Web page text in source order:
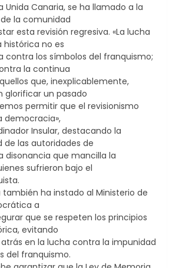
Unida Canaria, se ha llamado a la
la comunidad
esta revisión regresiva. «La lucha
no es
contra los símbolos del franquismo;
la continua
que, inexplicablemente,
glorificar un pasado
permitir que el revisionismo
democracia»,
Insular, destacando la
de las autoridades de
disonancia que mancilla la
sufrieron bajo el
también ha instado al Ministerio de
a
que se respeten los principios
evitando
en la lucha contra la impunidad
del franquismo.